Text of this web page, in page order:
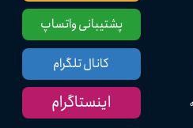
پشتیبانی واتساپ
کانال تلگرام
اینستاگرام